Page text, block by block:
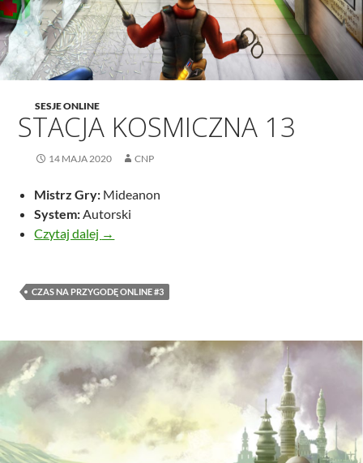
SESJE ONLINE
STACJA KOSMICZNA 13
14 MAJA 2020 CNP
Mistrz Gry: Mideanon
System:Autorski
Czytaj dalej Stacja Kosmiczna 13
→
CZAS NA PRZYGODĘ ONLINE #3